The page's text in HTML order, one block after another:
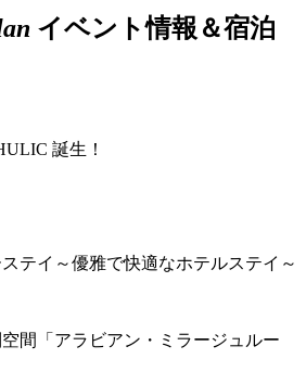
イベント情報＆宿泊
誕生！
テイ～優雅で快適なホテルステイ～
間「アラビアン・ミラージュルー